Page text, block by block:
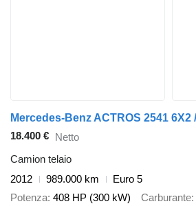
18.400 € Netto
Camion telaio
2012
989.000 km
Euro 5
Potenza 408 HP (300 kW) Carburante